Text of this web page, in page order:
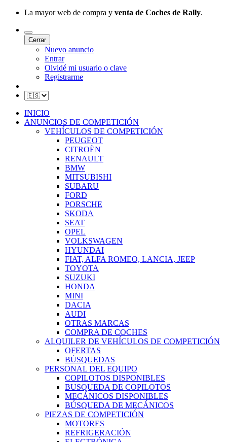
La mayor web de compra y venta de Coches de Rally.
Cerrar
Nuevo anuncio
Entrar
Olvidé mi usuario o clave
Registrarme
INICIO
ANUNCIOS DE COMPETICIÓN
VEHÍCULOS DE COMPETICIÓN
PEUGEOT
CITROËN
RENAULT
BMW
MITSUBISHI
SUBARU
FORD
PORSCHE
SKODA
SEAT
OPEL
VOLKSWAGEN
HYUNDAI
FIAT, ALFA ROMEO, LANCIA, JEEP
TOYOTA
SUZUKI
HONDA
MINI
DACIA
AUDI
OTRAS MARCAS
COMPRA DE COCHES
ALQUILER DE VEHÍCULOS DE COMPETICIÓN
OFERTAS
BÚSQUEDAS
PERSONAL DEL EQUIPO
COPILOTOS DISPONIBLES
BUSQUEDA DE COPILOTOS
MECÁNICOS DISPONIBLES
BÚSQUEDA DE MECÁNICOS
PIEZAS DE COMPETICIÓN
MOTORES
REFRIGERACIÓN